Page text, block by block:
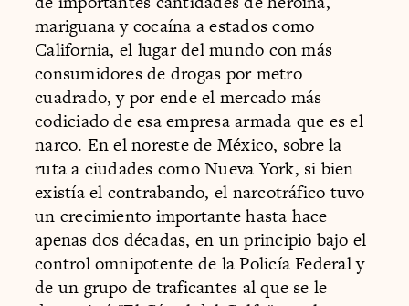
mariguana y cocaína a estados como
California, el lugar del mundo con más
consumidores de drogas por metro
cuadrado, y por ende el mercado más
codiciado de esa empresa armada que es el
narco. En el noreste de México, sobre la
ruta a ciudades como Nueva York, si bien
existía el contrabando, el narcotráfico tuvo
un crecimiento importante hasta hace
apenas dos décadas, en un principio bajo el
control omnipotente de la Policía Federal y
de un grupo de traficantes al que se le